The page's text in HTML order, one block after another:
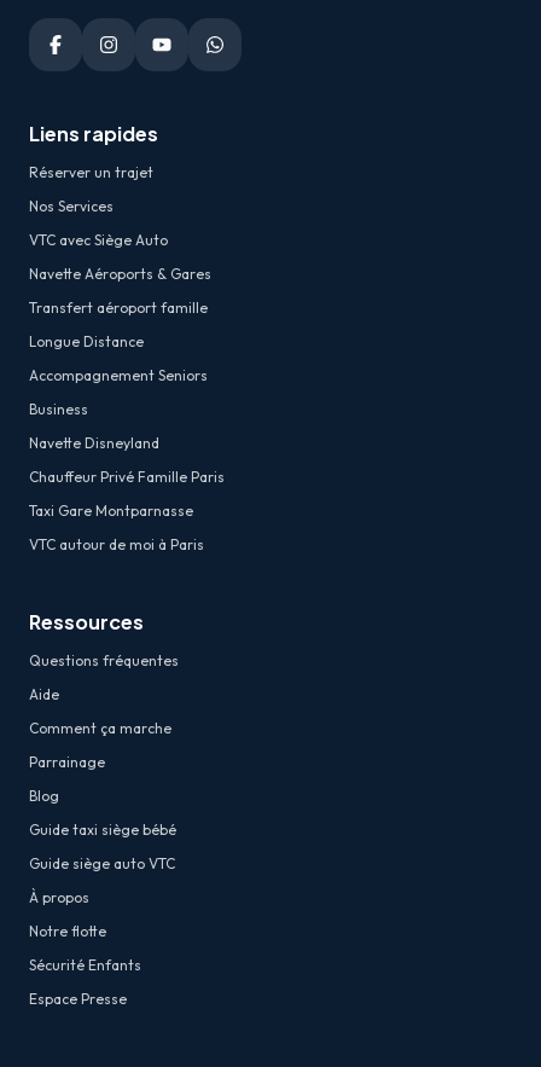
Liens rapides
Réserver un trajet
Nos Services
VTC avec Siège Auto
Navette Aéroports & Gares
Transfert aéroport famille
Longue Distance
Accompagnement Seniors
Business
Navette Disneyland
Chauffeur Privé Famille Paris
Taxi Gare Montparnasse
VTC autour de moi à Paris
Ressources
Questions fréquentes
Aide
Comment ça marche
Parrainage
Blog
Guide taxi siège bébé
Guide siège auto VTC
À propos
Notre flotte
Sécurité Enfants
Espace Presse